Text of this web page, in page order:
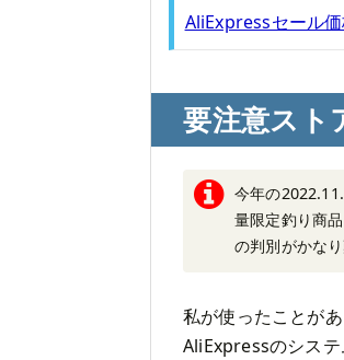
AliExpressセール
要注意スト
今年の
量限定釣り商
の判別がかな
私が使ったことが
AliExpressのシス